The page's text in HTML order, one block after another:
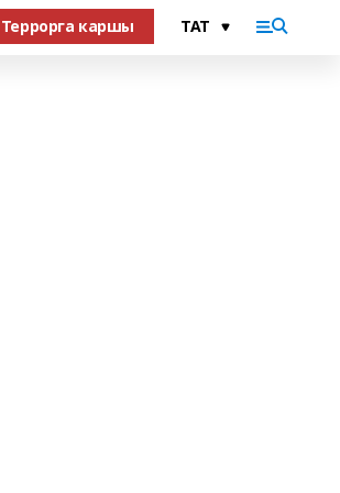
Террорга каршы